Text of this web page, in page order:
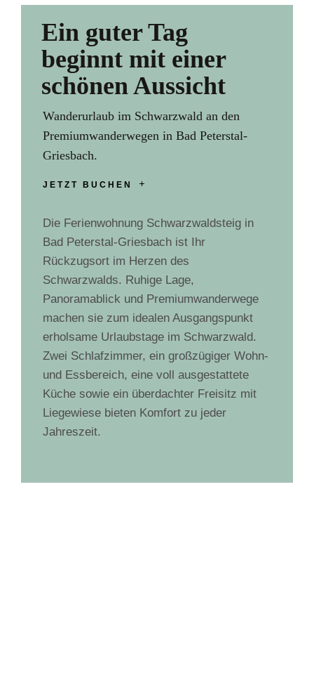
Ein guter Tag
beginnt mit einer
schönen Aussicht
Wanderurlaub im Schwarzwald an den
Premiumwanderwegen in Bad Peterstal-
Griesbach.
JETZT BUCHEN
Die Ferienwohnung Schwarzwaldsteig in
Bad Peterstal-Griesbach ist Ihr
Rückzugsort im Herzen des
Schwarzwalds. Ruhige Lage,
Panoramablick und Premiumwanderwege
machen sie zum idealen Ausgangspunkt
erholsame Urlaubstage im Schwarzwald.
Zwei Schlafzimmer, ein großzügiger Wohn-
und Essbereich, eine voll ausgestattete
Küche sowie ein überdachter Freisitz mit
Liegewiese bieten Komfort zu jeder
Jahreszeit.